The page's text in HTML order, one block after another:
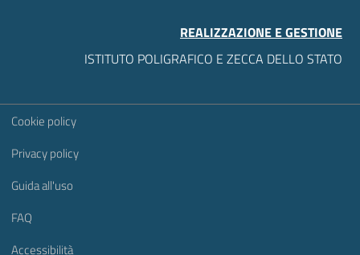
REALIZZAZIONE E GESTIONE
ISTITUTO POLIGRAFICO E ZECCA DELLO STATO
Sezione Link Utili
Cookie policy
Privacy policy
Guida all'uso
FAQ
Accessibilità